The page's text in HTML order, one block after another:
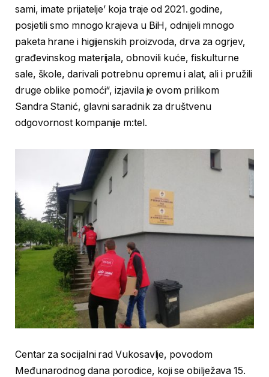
sami, imate prijatelje’ koja traje od 2021. godine,
posjetili smo mnogo krajeva u BiH, odnijeli mnogo
paketa hrane i higijenskih proizvoda, drva za ogrjev,
građevinskog materijala, obnovili kuće, fiskulturne
sale, škole, darivali potrebnu opremu i alat, ali i pružili
druge oblike pomoći“, izjavila je ovom prilikom
Sandra Stanić, glavni saradnik za društvenu
odgovornost kompanije m:tel.
Centar za socijalni rad Vukosavlje, povodom
Međunarodnog dana porodice, koji se obilježava 15.